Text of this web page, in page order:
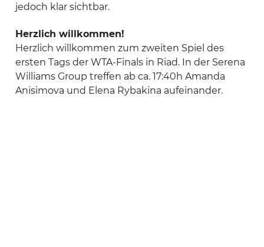
jedoch klar sichtbar.
Herzlich willkommen!
Herzlich willkommen zum zweiten Spiel des
ersten Tags der WTA-Finals in Riad. In der Serena
Williams Group treffen ab ca. 17:40h Amanda
Anisimova und Elena Rybakina aufeinander.